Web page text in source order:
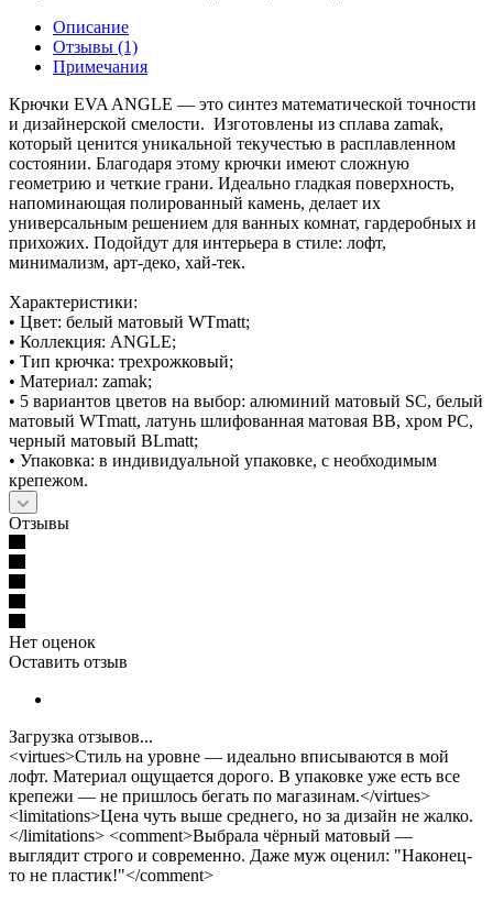
Описание
Отзывы (1)
Примечания
Крючки EVA ANGLE — это синтез математической точности
и дизайнерской смелости. Изготовлены из сплава zamak,
который ценится уникальной текучестью в расплавленном
состоянии. Благодаря этому крючки имеют сложную
геометрию и четкие грани. Идеально гладкая поверхность,
напоминающая полированный камень, делает их
универсальным решением для ванных комнат, гардеробных и
прихожих. Подойдут для интерьера в стиле: лофт,
минимализм, арт-деко, хай-тек.
Характеристики:
• Цвет: белый матовый WTmatt;
• Коллекция: ANGLE;
• Тип крючка: трехрожковый;
• Материал: zamak;
• 5 вариантов цветов на выбор: алюминий матовый SC, белый
матовый WTmatt, латунь шлифованная матовая BB, хром PC,
черный матовый BLmatt;
• Упаковка: в индивидуальной упаковке, с необходимым
крепежом.
Отзывы
Нет оценок
Оставить отзыв
Загрузка отзывов...
<virtues>Стиль на уровне — идеально вписываются в мой
лофт. Материал ощущается дорого. В упаковке уже есть все
крепежи — не пришлось бегать по магазинам.</virtues>
<limitations>Цена чуть выше среднего, но за дизайн не жалко.
</limitations> <comment>Выбрала чёрный матовый —
выглядит строго и современно. Даже муж оценил: "Наконец-
то не пластик!"</comment>